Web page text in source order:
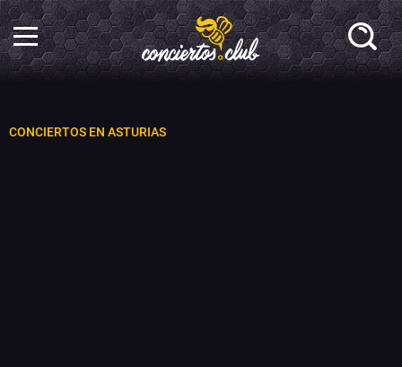
CONCIERTOS EN ASTURIAS